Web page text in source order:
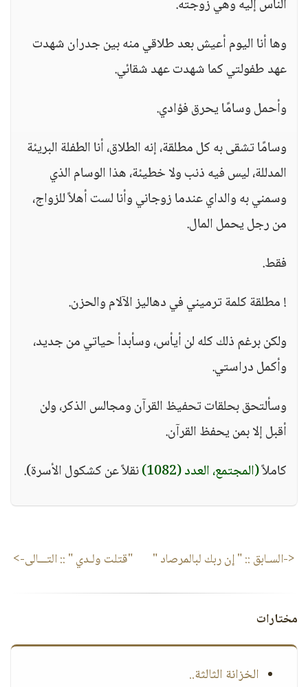
الناس إليه وهي زوجته.
وها أنا اليوم أعيش بعد طلاقي منه بين جدران شهدت
عهد طفولتي كما شهدت عهد شقائي.
وأحمل وسامًا يحرق فؤادي.
وسامًا تشقى به كل مطلقة، إنه الطلاق، أنا الطفلة البريئة
المدللة، ليس فيه ذنب ولا خطيئة، هذا الوسام الذي
وسمني به والداي عندما زوجاني وأنا لست أهلاً للزواج،
من رجل يحمل المال.
فقط.
! مطلقة كلمة ترميني في دهاليز الآلام والحزن.
ولكن برغم ذلك كله لن أيأس، وسأبدأ حياتي من جديد،
وأكمل دراستي.
وسألتحق بحلقات تحفيظ القرآن ومجالس الذكر، ولن
أقبل إلا بمن يحفظ القرآن.
كاملاً(المجتمع، العدد (1082) نقلاً عن كشكول الأسرة).
<-السـابق ::" إن ربك لبالمرصاد " "قتلت ولـدي " :: التـــالى->
مختارات
الخزانة الثالثة..